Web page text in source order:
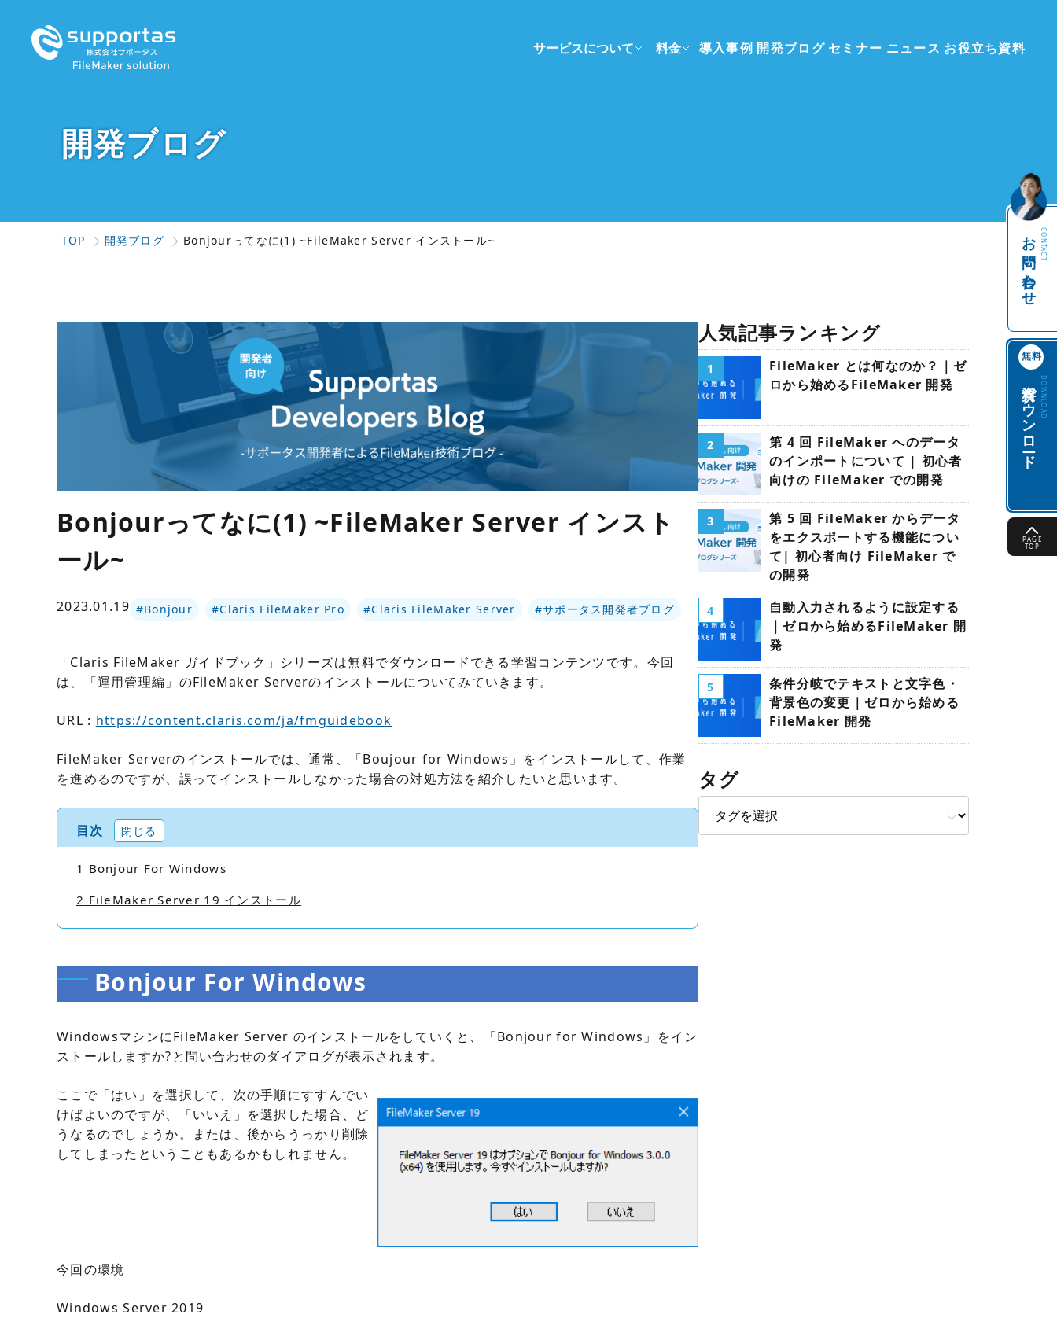
サービスについて 料金 導入事例 開発ブログ セミナー ニュース お役立ち資料
CONTACT
お問い合わせ
無料
DOWNLOAD
資料ダウンロード
PAGE
TOP
開発ブログ
TOP 開発ブログ Bonjourってなに(1) ~FileMaker Server インストール~
Bonjourってなに(1) ~FileMaker Server インスト
ール~
2023.01.19 #Bonjour #Claris FileMaker Pro #Claris FileMaker Server #サポータス開発者ブログ
「Claris FileMaker ガイドブック」シリーズは無料でダウンロードできる学習コンテンツです。今回
は、「運用管理編」のFileMaker Serverのインストールについてみていきます。
URL : https://content.claris.com/ja/fmguidebook
FileMaker Serverのインストールでは、通常、「Boujour for Windows」をインストールして、作業
を進めるのですが、誤ってインストールしなかった場合の対処方法を紹介したいと思います。
目次 閉じる
1 Bonjour For Windows
2 FileMaker Server 19 インストール
Bonjour For Windows
WindowsマシンにFileMaker Server のインストールをしていくと、「Bonjour for Windows」をイン
ストールしますか?と問い合わせのダイアログが表示されます。
ここで「はい」を選択して、次の手順にすすんでい
けばよいのですが、「いいえ」を選択した場合、ど
うなるのでしょうか。または、後からうっかり削除
してしまったということもあるかもしれません。
今回の環境
Windows Server 2019
人気記事ランキング
1
FileMaker とは何なのか？｜ゼ
ロから始めるFileMaker 開発
2
第 4 回 FileMaker へのデータ
のインポートについて | 初心者
向けの FileMaker での開発
3
第 5 回 FileMaker からデータ
をエクスポートする機能につい
て| 初心者向け FileMaker で
の開発
4
自動入力されるように設定する
｜ゼロから始めるFileMaker 開
発
5
条件分岐でテキストと文字色・
背景色の変更｜ゼロから始める
FileMaker 開発
タグ